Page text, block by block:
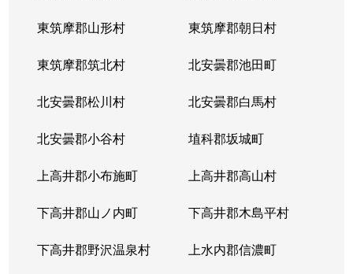
東筑摩郡山形村 東筑摩郡朝日村
東筑摩郡筑北村 北安曇郡池田町
北安曇郡松川村 北安曇郡白馬村
北安曇郡小谷村 埴科郡坂城町
上高井郡小布施町 上高井郡高山村
下高井郡山ノ内町 下高井郡木島平村
下高井郡野沢温泉村 上水内郡信濃町